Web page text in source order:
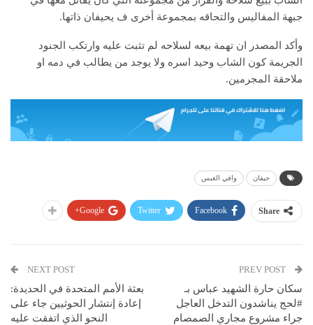
جبهة المفاليس والتحاقه بمجموعة أخرى ف يحيفان ذاتها.
وأكد المصدر ان تهمة بيعه لسلاحه لم تثبت عليه وارتكب الجنود
الجريمة كون الشاب وحيد اسره ولا يوجد من يطالب في دمه او
ملاحقة المجرمين.
حيفان وافي الغبس
Share
Facebook
Twitter
Google+
سكان حارة الشهيد عباس بـ
#لحج يناشدون التدخل العاجل
جراء مشروع مجاري الصمصام
NEXT POST
بعثة الأمم المتحدة في الحديدة:
إعادة إنتشار الحوثيين جاء على
النحو الذي اتفقت عليه